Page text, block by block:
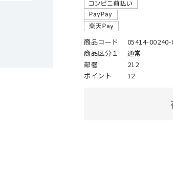
商品コード
05414-00240-
商品区分１
通常
部署
212
ポイント
12